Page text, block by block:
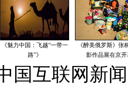
国互联网新